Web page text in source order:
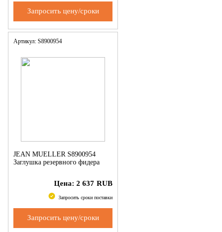
Запросить цену/сроки
Артикул: S8900954
JEAN MUELLER S8900954
Заглушка резервного фидера
Цена: 2 637 RUB
Запросить сроки поставки
Запросить цену/сроки